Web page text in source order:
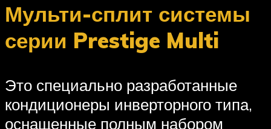
Мульти-сплит системы
серии Prestige Multi
Это специально разработанные
кондиционеры инверторного типа,
оснащенные полным набором